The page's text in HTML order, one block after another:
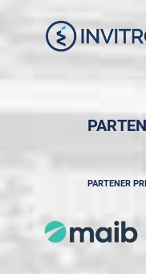
PARTENER